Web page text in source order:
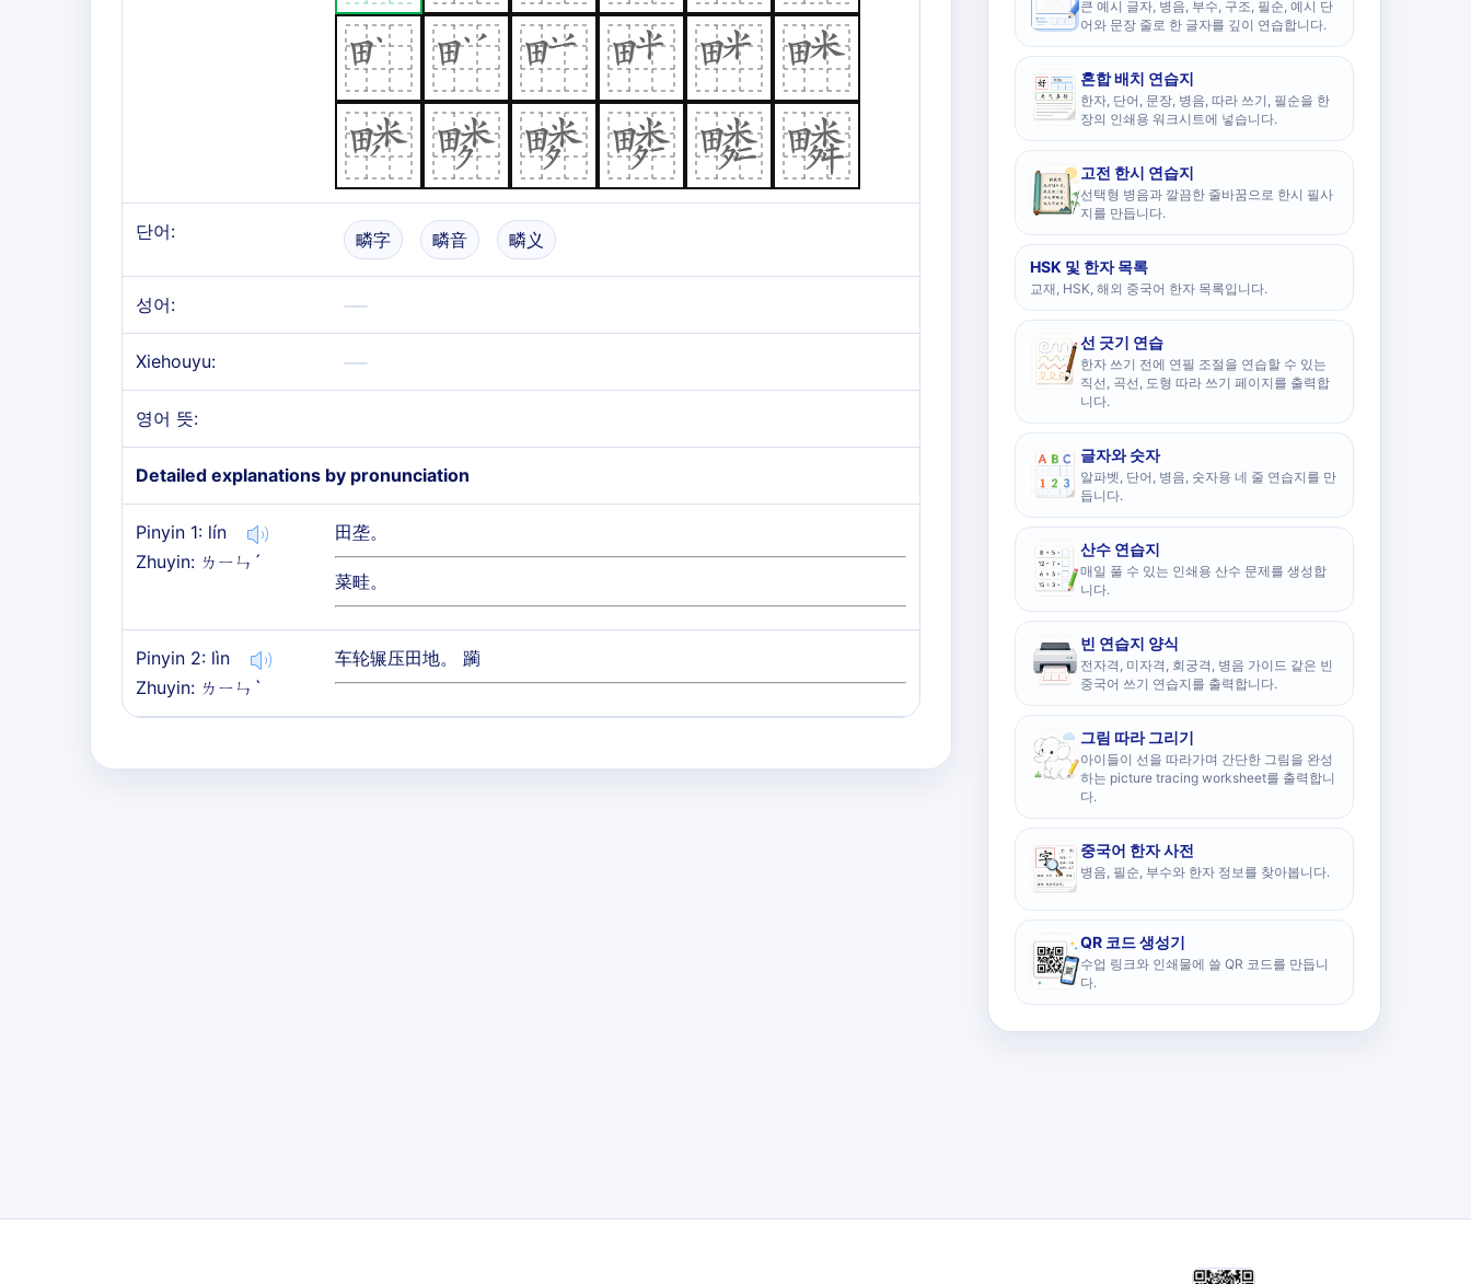
단어: 疄字 疄音 疄义
성어:
Xiehouyu:
영어 뜻:
Detailed explanations by pronunciation
Pinyin 1: lín
Zhuyin: ㄌㄧㄣˊ
田垄。
菜畦。
Pinyin 2: lìn
Zhuyin: ㄌㄧㄣˋ
车轮辗压田地。 躏
큰 예시 글자, 병음, 부수, 구조, 필순, 예시 단
어와 문장 줄로 한 글자를 깊이 연습합니다.
혼합 배치 연습지
한자, 단어, 문장, 병음, 따라 쓰기, 필순을 한
장의 인쇄용 워크시트에 넣습니다.
고전 한시 연습지
선택형 병음과 깔끔한 줄바꿈으로 한시 필사
지를 만듭니다.
HSK 및 한자 목록
교재, HSK, 해외 중국어 한자 목록입니다.
선 긋기 연습
한자 쓰기 전에 연필 조절을 연습할 수 있는
직선, 곡선, 도형 따라 쓰기 페이지를 출력합
니다.
글자와 숫자
알파벳, 단어, 병음, 숫자용 네 줄 연습지를 만
듭니다.
산수 연습지
매일 풀 수 있는 인쇄용 산수 문제를 생성합
니다.
빈 연습지 양식
전자격, 미자격, 회궁격, 병음 가이드 같은 빈
중국어 쓰기 연습지를 출력합니다.
그림 따라 그리기
아이들이 선을 따라가며 간단한 그림을 완성
하는 picture tracing worksheet를 출력합니
다.
중국어 한자 사전
병음, 필순, 부수와 한자 정보를 찾아봅니다.
QR 코드 생성기
수업 링크와 인쇄물에 쓸 QR 코드를 만듭니
다.